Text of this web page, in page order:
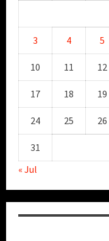
3 4 5
10 11 12
17 18 19
24 25 26
31
« Jul